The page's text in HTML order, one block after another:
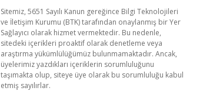
Sitemiz, 5651 Sayılı Kanun gereğince Bilgi Teknolojileri
ve İletişim Kurumu (BTK) tarafından onaylanmış bir Yer
Sağlayıcı olarak hizmet vermektedir. Bu nedenle,
sitedeki içerikleri proaktif olarak denetleme veya
araştırma yükümlülüğümüz bulunmamaktadır. Ancak,
üyelerimiz yazdıkları içeriklerin sorumluluğunu
taşımakta olup, siteye üye olarak bu sorumluluğu kabul
etmiş sayılırlar.